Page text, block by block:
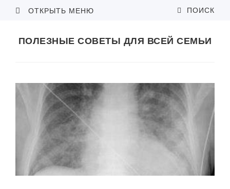
ОТКРЫТЬ МЕНЮ ПОИСК
ПОЛЕЗНЫЕ СОВЕТЫ ДЛЯ ВСЕЙ СЕМЬИ